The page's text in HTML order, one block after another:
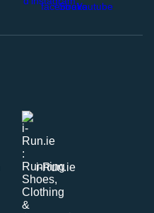
i-Run.ie